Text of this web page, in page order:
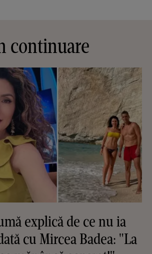
continuare
explică de ce nu ia
cu Mircea Badea: "La